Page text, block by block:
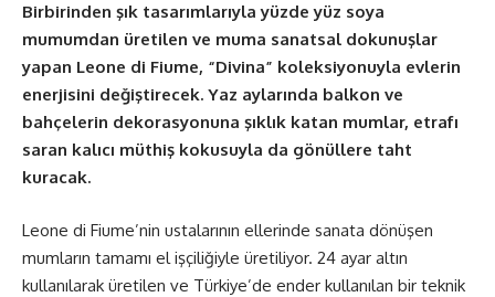
Birbirinden şık tasarımlarıyla yüzde yüz soya
mumumdan üretilen ve muma sanatsal dokunuşlar
yapan Leone di Fiume, “Divina” koleksiyonuyla evlerin
enerjisini değiştirecek. Yaz aylarında balkon ve
bahçelerin dekorasyonuna şıklık katan mumlar, etrafı
saran kalıcı müthiş kokusuyla da gönüllere taht
kuracak.
Leone di Fiume’nin ustalarının ellerinde sanata dönüşen
mumların tamamı el işçiliğiyle üretiliyor. 24 ayar altın
kullanılarak üretilen ve Türkiye’de ender kullanılan bir teknik